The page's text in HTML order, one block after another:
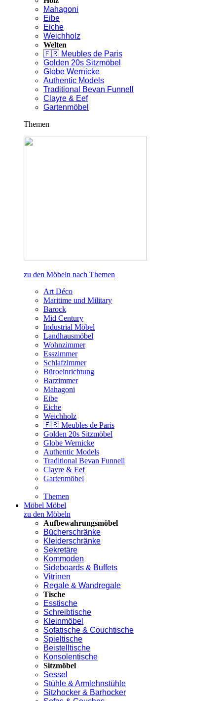
Mahagoni
Eibe
Eiche
Weichholz
Welten
🇫🇷 Meubles de Paris
Golden 20s Sitzmöbel
Globe Wernicke
Authentic Models
Traditional Bevan Funnell
Clayre & Eef
Gartenmöbel
Themen
zu den Möbeln nach Themen
Art Déco
Maritime und Military
Barock
Mid Century
Industrial Möbel
Landhausmöbel
Wohnzimmer
Esszimmer
Schlafzimmer
Büroeinrichtung
Barzimmer
Mahagoni
Eibe
Eiche
Weichholz
🇫🇷 Meubles de Paris
Golden 20s Sitzmöbel
Globe Wernicke
Authentic Models
Traditional Bevan Funnell
Clayre & Eef
Gartenmöbel
Themen
Möbel Möbel
zu den Möbeln
Aufbewahrungsmöbel
Bücherschränke
Kleiderschränke
Sekretäre
Kommoden
Sideboards & Buffets
Vitrinen
Regale & Wandregale
Tische
Esstische
Schreibtische
Kleinmöbel
Sofatische & Couchtische
Spieltische
Beistelltische
Konsolentische
Sitzmöbel
Sessel
Stühle & Armlehnstühle
Sitzhocker & Barhocker